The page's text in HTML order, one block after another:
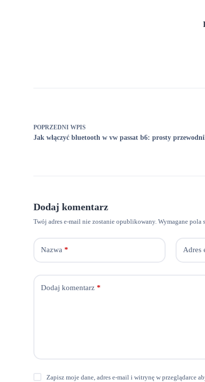
POPRZEDNIWPIS
Jak włączyć bluetooth w vw passat b6: prosty
Dodaj komentarz
Twój adres e-mail nie zostanie opublikowany. Wymagane pola
Nazwa * Adres
Dodaj komentarz *
Zapisz moje dane, adres e-mail i witrynę w przeglądarce